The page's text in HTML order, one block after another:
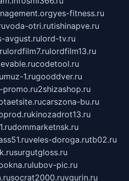
yes-fitness.ru
voda-otri.rutishinapve.ru
avgust.rulord-tv.ru
lordfilm7.rulordfilm13.ru
codetool.ru
muz-1.rugooddver.ru
promo.ru2shizashop.ru
carszona-bu.ru
kinozadrot13.ru
dommarketnsk.ru
veles-doroga.rutb02.ru
surgutgloss.ru
lubov-pic.ru
socrat2000.ruvgurin.ru